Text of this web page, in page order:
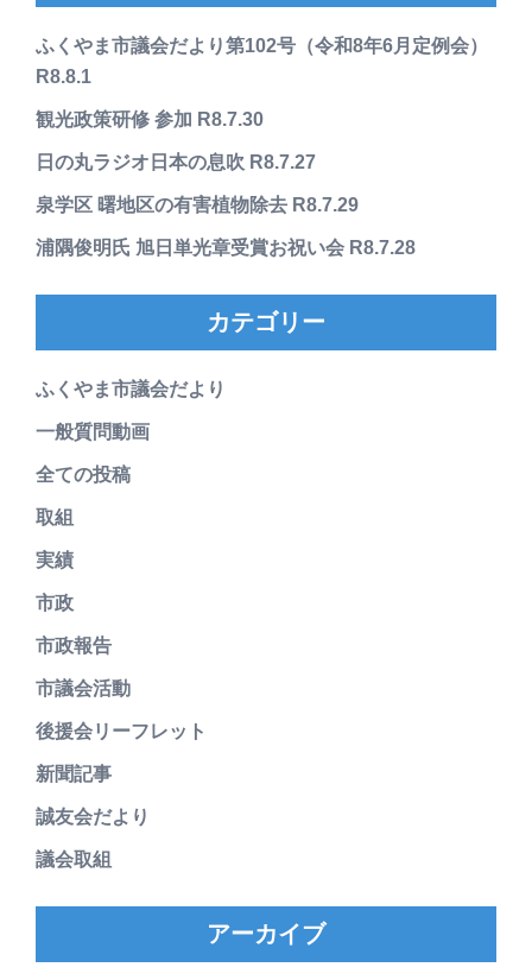
ふくやま市議会だより第102号（令和8年6月定例会）
R8.8.1
観光政策研修 参加 R8.7.30
日の丸ラジオ日本の息吹 R8.7.27
泉学区 曙地区の有害植物除去 R8.7.29
浦隅俊明氏 旭日単光章受賞お祝い会 R8.7.28
カテゴリー
ふくやま市議会だより
一般質問動画
全ての投稿
取組
実績
市政
市政報告
市議会活動
後援会リーフレット
新聞記事
誠友会だより
議会取組
アーカイブ